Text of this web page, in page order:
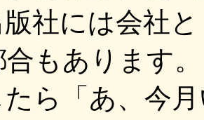
社には会社
もあります。
ら「あ、今